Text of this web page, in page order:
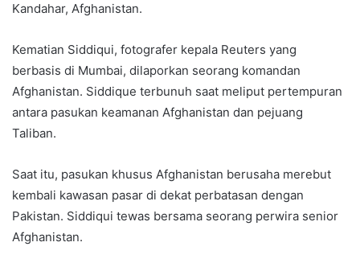
Kandahar, Afghanistan.
Kematian Siddiqui, fotografer kepala Reuters yang
berbasis di Mumbai, dilaporkan seorang komandan
Afghanistan. Siddique terbunuh saat meliput pertempuran
antara pasukan keamanan Afghanistan dan pejuang
Taliban.
Saat itu, pasukan khusus Afghanistan berusaha merebut
kembali kawasan pasar di dekat perbatasan dengan
Pakistan. Siddiqui tewas bersama seorang perwira senior
Afghanistan.